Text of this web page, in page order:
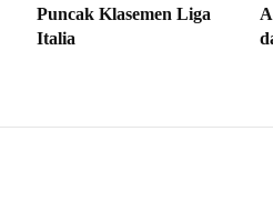
Puncak Klasemen Liga
Italia